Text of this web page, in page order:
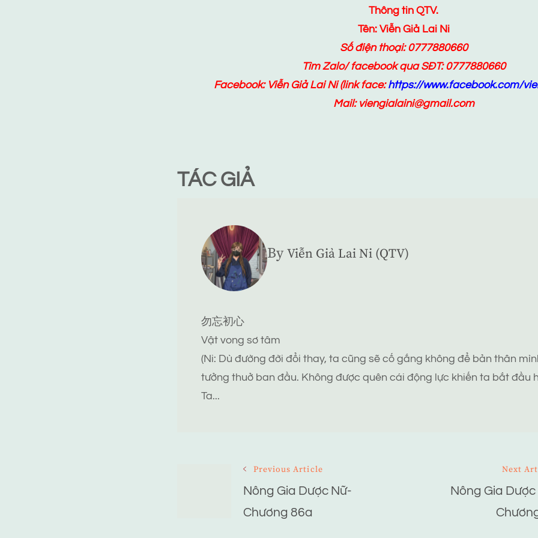
Thông tin QTV.
Tên: Viễn Giả Lai Ni
Số điện thoại: 0777880660
Tìm Zalo/ facebook qua SĐT: 0777880660
Facebook: Viễn Giả Lai Ni(link face:https://www.facebook.com/
Mail: viengialaini@gmail.com
TÁC GIẢ
By Viễn Giả Lai Ni (QTV)
勿忘初心
Vật vong sơ tâm
(Ni: Dù đường đời đổi thay, ta cũng sẽ cố gắng không để bản thân
tưởng thuở ban đầu. Không được quên cái động lực khiến ta bắt đầu
Ta...
Navigation
Previous Article
Nông Gia Dược Nữ-
Chương 86a
Next
Nông Gia Dược